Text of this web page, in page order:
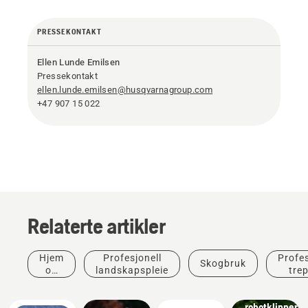
PRESSEKONTAKT
Ellen Lunde Emilsen
Pressekontakt
ellen.lunde.emilsen@husqvarnagroup.com
+47 907 15 022
Relaterte artikler
Hjem
og
Profesjonell
landskapspleie
Skogbruk
Velg &
Vinn:
Vinn en